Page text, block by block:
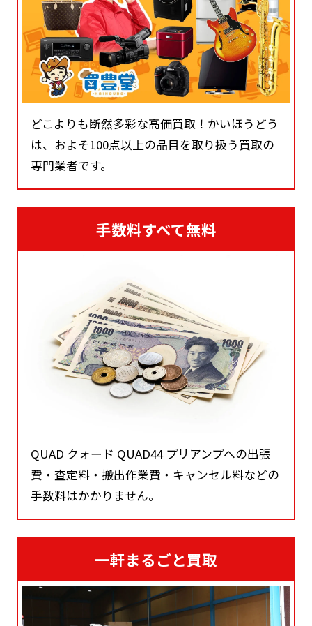
どこよりも断然多彩な高価買取！かいほうどう
は、およそ100点以上の品目を取り扱う買取の
専門業者です。
手数料すべて無料
QUAD クォード QUAD44 プリアンプへの出張
費・査定料・搬出作業費・キャンセル料などの
手数料はかかりません。
一軒まるごと買取